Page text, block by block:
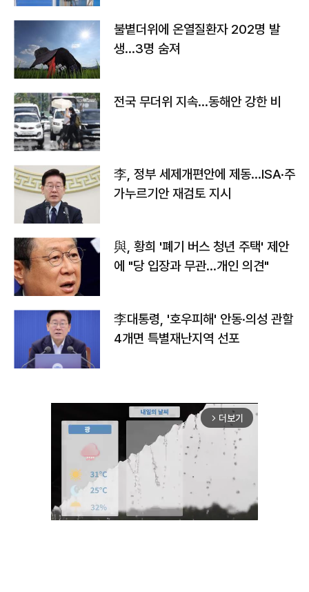
불볕더위에 온열질환자 202명 발
생…3명 숨져
전국 무더위 지속…동해안 강한 비
李, 정부 세제개편안에 제동…ISA·주
가누르기안 재검토 지시
與, 황희 '폐기 버스 청년 주택' 제안
에 "당 입장과 무관…개인 의견"
李대통령, '호우피해' 안동·의성 관할
4개면 특별재난지역 선포
arrow_forward_ios 더보기